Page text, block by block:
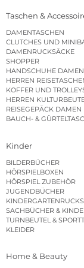
Taschen &
DAMENTASCHEN
CLUTCHES UND
DAMENRUCKSÄCKE
SHOPPER
HANDSCHUHE DAMEN
HERREN
KOFFER UND
HERREN
REISEGEPÄCK DAMEN
BAUCH- &
Kinder
BILDERBÜCHER
HÖRSPIELBOXEN
HÖRSPIEL ZUBEHÖR
JUGENDBÜCHER
SACHBÜCHER &
TURNBEUTEL &
KLEIDER
Home & Beauty